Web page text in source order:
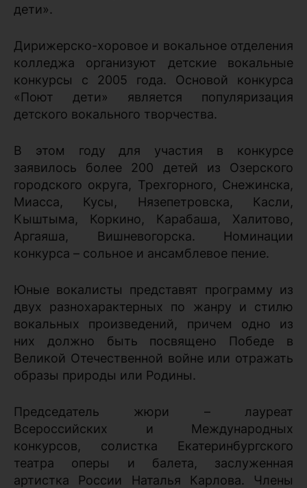
дети».
Дирижерско-хоровое и вокальное отделения
колледжа организуют детские вокальные
конкурсы с 2005 года. Основой конкурса
«Поют дети» является популяризация
детского вокального творчества.
В этом году для участия в конкурсе
заявилось более 200 детей из Озерского
городского округа, Трехгорного, Снежинска,
Миасса, Кусы, Нязепетровска, Касли,
Кыштыма, Коркино, Карабаша, Халитово,
Аргаяша, Вишневогорска. Номинации
конкурса – сольное и ансамблевое пение.
Юные вокалисты представят программу из
двух разнохарактерных по жанру и стилю
вокальных произведений, причем одно из
них должно быть посвящено Победе в
Великой Отечественной войне или отражать
образы природы или Родины.
Председатель жюри – лауреат
Всероссийских и Международных
конкурсов, солистка Екатеринбургского
театра оперы и балета, заслуженная
артистка России Наталья Карлова. Члены